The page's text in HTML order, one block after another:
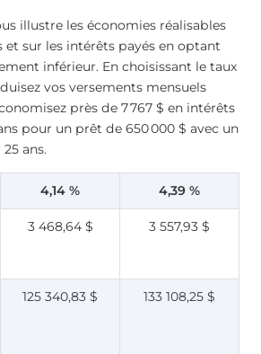
illustre les économies réalisables
et sur les intérêts payés en optant
inférieur. En choisissant le taux
vos versements mensuels
près de 7 767 $ en intérêts
pour un prêt de 650 000 $ avec un
25 ans.
4,14 % 4,39 %
3 468,64 $ 3 557,93 $
125 340,83 $ 133 108,25 $